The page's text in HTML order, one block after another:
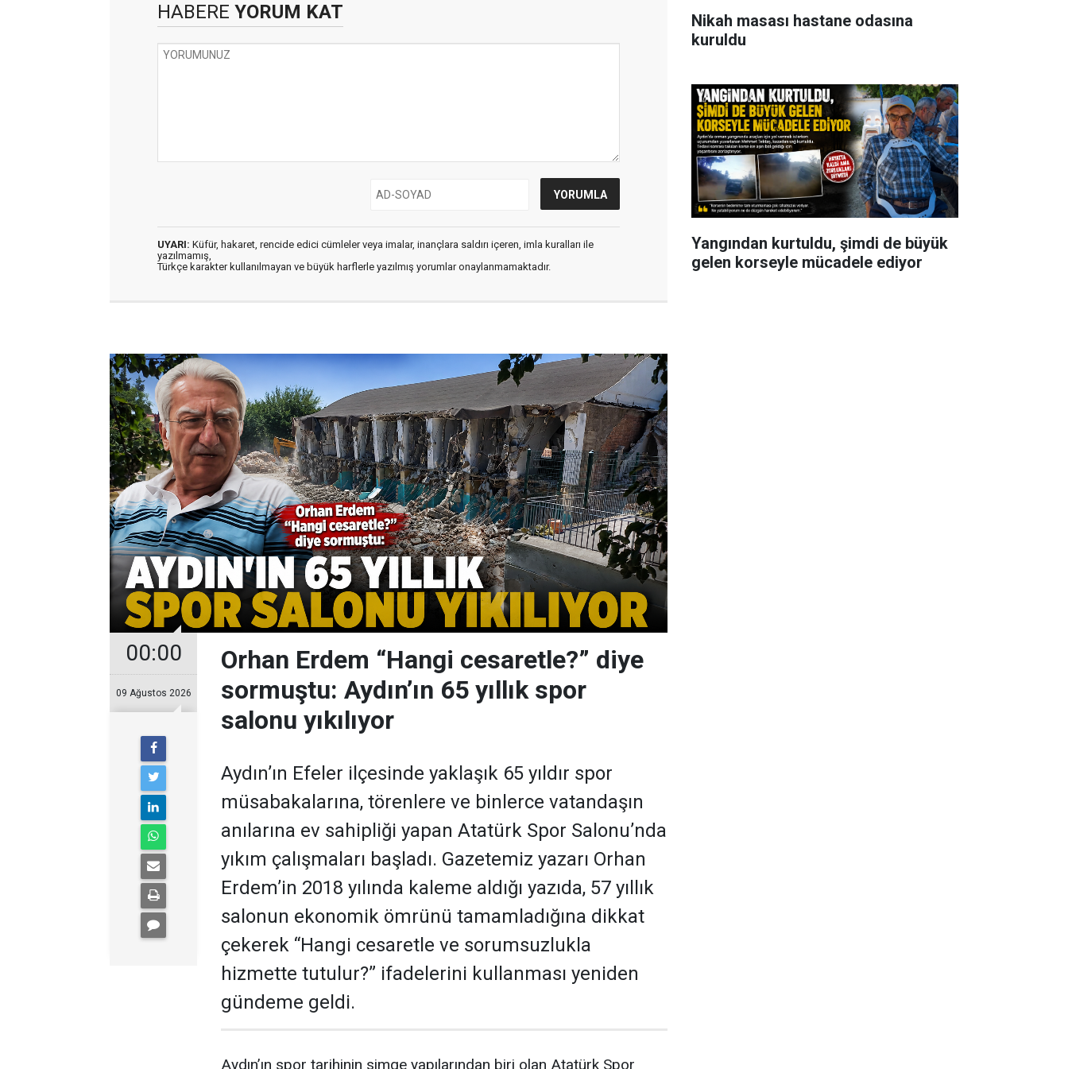
HABERE YORUM KAT
UYARI: Küfür, hakaret, rencide edici cümleler veya imalar, inançlara saldırı içeren, imla kuralları ile
yazılmamış,
Türkçe karakter kullanılmayan ve büyük harflerle yazılmış yorumlar onaylanmamaktadır.
00:00
09 Ağustos 2026
Orhan Erdem “Hangi cesaretle?” diye
sormuştu: Aydın’ın 65 yıllık spor
salonu yıkılıyor
Aydın’ın Efeler ilçesinde yaklaşık 65 yıldır spor
müsabakalarına, törenlere ve binlerce vatandaşın
anılarına ev sahipliği yapan Atatürk Spor Salonu’nda
yıkım çalışmaları başladı. Gazetemiz yazarı Orhan
Erdem’in 2018 yılında kaleme aldığı yazıda, 57 yıllık
salonun ekonomik ömrünü tamamladığına dikkat
çekerek “Hangi cesaretle ve sorumsuzlukla
hizmette tutulur?” ifadelerini kullanması yeniden
gündeme geldi.
Aydın’ın spor tarihinin simge yapılarından biri olan Atatürk Spor
Nikah masası hastane odasına
kuruldu
Yangından kurtuldu, şimdi de büyük
gelen korseyle mücadele ediyor